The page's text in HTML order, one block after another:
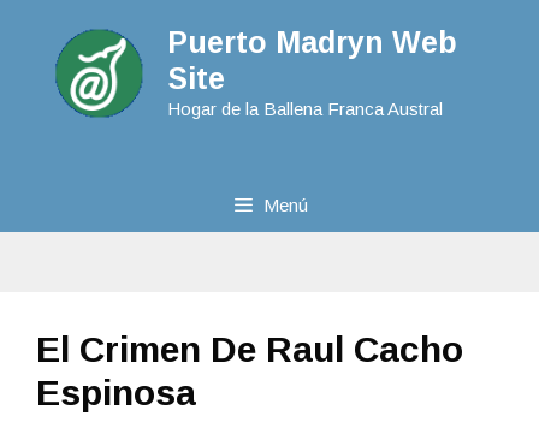
Puerto Madryn Web
Site
Hogar de la Ballena Franca Austral
Menú
El Crimen De Raul Cacho
Espinosa